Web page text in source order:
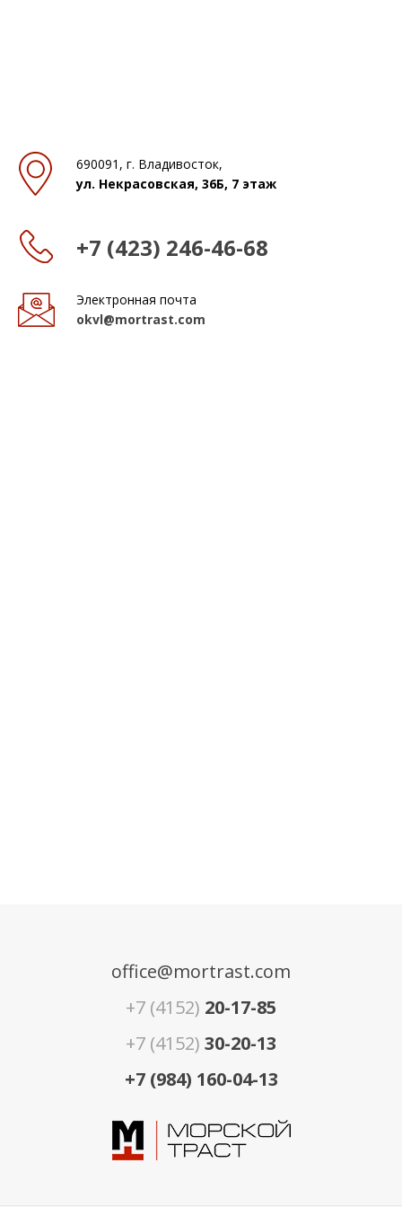
690091, г. Владивосток,
ул. Некрасовская, 36Б, 7 этаж
+7 (423) 246-46-68
Электронная почта
okvl@mortrast.com
office@mortrast.com
+7 (4152) 20-17-85
+7 (4152) 30-20-13
+7 (984) 160-04-13